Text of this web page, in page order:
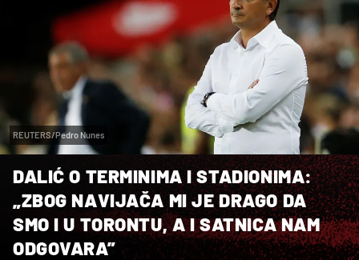
REUTERS/Pedro Nunes
DALIĆ O TERMINIMA I STADIONIMA:
„ZBOG NAVIJAČA MI JE DRAGO DA
SMO I U TORONTU, A I SATNICA NAM
ODGOVARA”